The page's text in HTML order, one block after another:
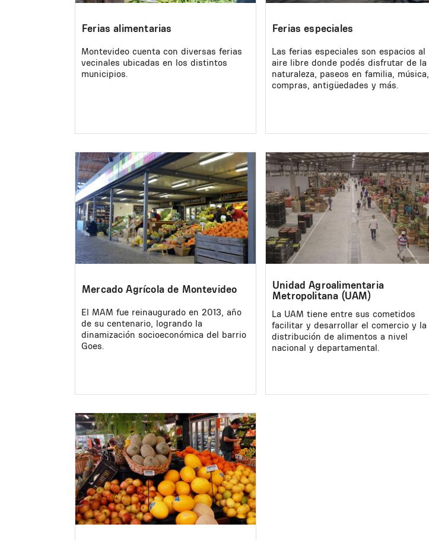
Ferias alimentarias
Montevideo cuenta con diversas ferias
vecinales ubicadas en los distintos
municipios.
Ferias especiales
Las ferias especiales son espacios al
aire libre donde podés disfrutar de la
naturaleza, paseos en familia, música,
compras, antigüedades y más.
Image
Mercado Agrícola de Montevideo
El MAM fue reinaugurado en 2013, año
de su centenario, logrando la
dinamización socioeconómica del barrio
Goes.
Image
Unidad Agroalimentaria
Metropolitana (UAM)
La UAM tiene entre sus cometidos
facilitar y desarrollar el comercio y la
distribución de alimentos a nivel
nacional y departamental.
Image